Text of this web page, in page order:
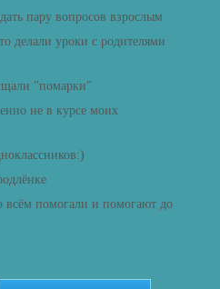
пару вопросов взрослым
делали уроки с родителями
"помарки"
не в курсе моих
всём помогали и помогают до